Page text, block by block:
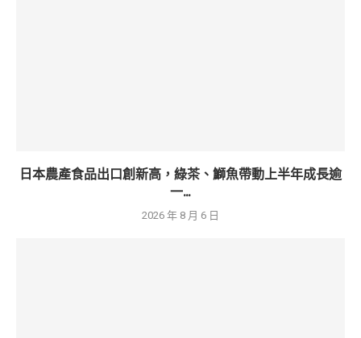
日本農產食品出口創新高，綠茶、鰤魚帶動上半年成長逾
一...
2026 年 8 月 6 日